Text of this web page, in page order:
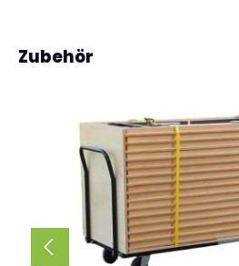
Produktgalerie überspringen
Zubehör